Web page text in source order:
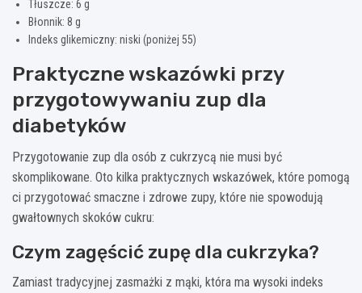
Tłuszcze: 6 g
Błonnik: 8 g
Indeks glikemiczny: niski (poniżej 55)
Praktyczne wskazówki przy
przygotowywaniu zup dla
diabetyków
Przygotowanie zup dla osób z cukrzycą nie musi być
skomplikowane. Oto kilka praktycznych wskazówek, które pomogą
ci przygotować smaczne i zdrowe zupy, które nie spowodują
gwałtownych skoków cukru:
Czym zagęścić zupę dla cukrzyka?
Zamiast tradycyjnej zasmażki z mąki, która ma wysoki indeks